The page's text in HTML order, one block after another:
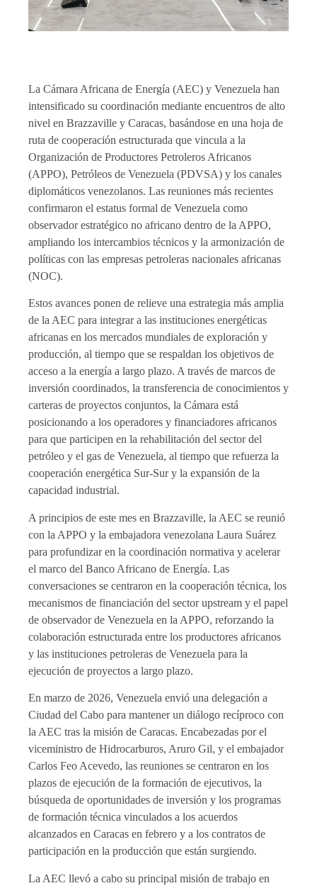
La Cámara Africana de Energía (AEC) y Venezuela han
intensificado su coordinación mediante encuentros de alto
nivel en Brazzaville y Caracas, basándose en una hoja de
ruta de cooperación estructurada que vincula a la
Organización de Productores Petroleros Africanos
(APPO), Petróleos de Venezuela (PDVSA) y los canales
diplomáticos venezolanos. Las reuniones más recientes
confirmaron el estatus formal de Venezuela como
observador estratégico no africano dentro de la APPO,
ampliando los intercambios técnicos y la armonización de
políticas con las empresas petroleras nacionales africanas
(NOC).
Estos avances ponen de relieve una estrategia más amplia
de la AEC para integrar a las instituciones energéticas
africanas en los mercados mundiales de exploración y
producción, al tiempo que se respaldan los objetivos de
acceso a la energía a largo plazo. A través de marcos de
inversión coordinados, la transferencia de conocimientos y
carteras de proyectos conjuntos, la Cámara está
posicionando a los operadores y financiadores africanos
para que participen en la rehabilitación del sector del
petróleo y el gas de Venezuela, al tiempo que refuerza la
cooperación energética Sur-Sur y la expansión de la
capacidad industrial.
A principios de este mes en Brazzaville, la AEC se reunió
con la APPO y la embajadora venezolana Laura Suárez
para profundizar en la coordinación normativa y acelerar
el marco del Banco Africano de Energía. Las
conversaciones se centraron en la cooperación técnica, los
mecanismos de financiación del sector upstream y el papel
de observador de Venezuela en la APPO, reforzando la
colaboración estructurada entre los productores africanos
y las instituciones petroleras de Venezuela para la
ejecución de proyectos a largo plazo.
En marzo de 2026, Venezuela envió una delegación a
Ciudad del Cabo para mantener un diálogo recíproco con
la AEC tras la misión de Caracas. Encabezadas por el
viceministro de Hidrocarburos, Aruro Gil, y el embajador
Carlos Feo Acevedo, las reuniones se centraron en los
plazos de ejecución de la formación de ejecutivos, la
búsqueda de oportunidades de inversión y los programas
de formación técnica vinculados a los acuerdos
alcanzados en Caracas en febrero y a los contratos de
participación en la producción que están surgiendo.
La AEC llevó a cabo su principal misión de trabajo en